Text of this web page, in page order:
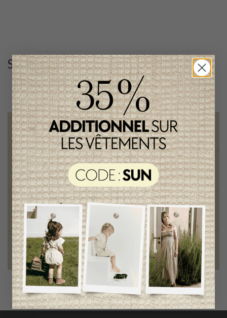
Suivez-nous@lenfantillon
Livraison gratuite
sur toute commande de 100 $ et plus
Vêtements chics et tendances
pour mamans et enfants
Style et élégance
qualité remarquable
Fondation des étoiles
fiers de collaborer à une bonne cause